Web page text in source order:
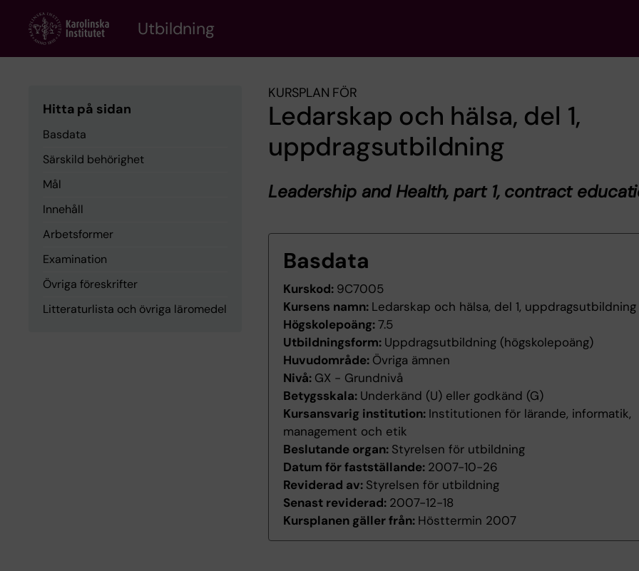
content
Utbildning
Hitta på sidan
Basdata
Särskild behörighet
Mål
Innehåll
Arbetsformer
Examination
Övriga föreskrifter
Litteraturlista och övriga läromedel
KURSPLAN FÖR
Ledarskap och hälsa, del 1,
uppdragsutbildning
Leadership and Health, part 1, contract
Basdata
Kurskod: 9C7005
Kursens namn: Ledarskap och hälsa, del 1, uppdragsutbildning
Högskolepoäng:7.5
Utbildningsform: Uppdragsutbildning (högskolepoäng)
Huvudområde: Övriga ämnen
Nivå: GX - Grundnivå
Betygsskala: Underkänd (U) eller godkänd (G)
Kursansvarig institution: Institutionen för lärande, informatik,
management och etik
Beslutande organ: Styrelsen för utbildning
Datum för fastställande: 2007-10-26
Reviderad av: Styrelsen för utbildning
Senast reviderad: 2007-12-18
Kursplanen gäller från: Hösttermin 2007